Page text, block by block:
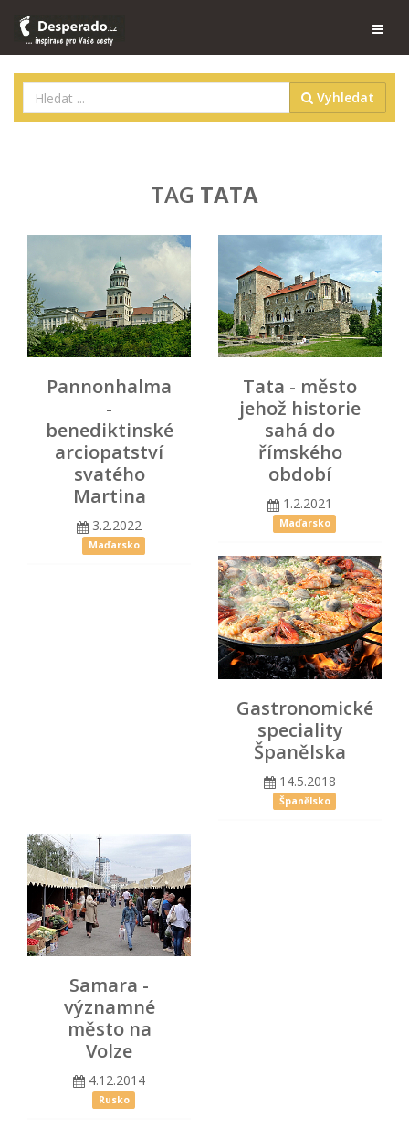
Vyhledat
TAG TATA
Pannonhalma
-
benediktinské
arciopatství
svatého
Martina
3.2.2022
Maďarsko
Tata - město
jehož historie
sahá do
římského
období
1.2.2021
Maďarsko
Gastronomické
speciality
Španělska
14.5.2018
Španělsko
Samara -
významné
město na
Volze
4.12.2014
Rusko